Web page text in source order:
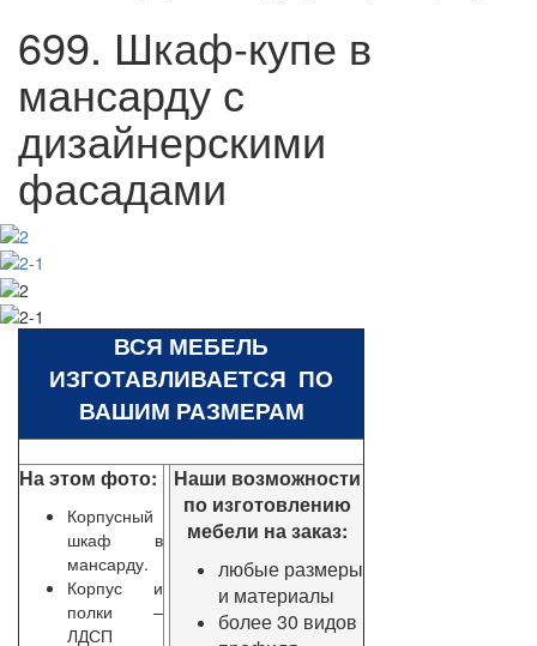
699. Шкаф-купе в
мансарду с
дизайнерскими
фасадами
ВСЯ МЕБЕЛЬ
ИЗГОТАВЛИВАЕТСЯ ПО
ВАШИМ РАЗМЕРАМ
На этом фото:
Корпусный
шкаф в
мансарду.
Корпус и
полки –
ЛДСП
Наши возможности
по изготовлению
мебели на заказ:
любые размеры
и материалы
более 30 видов